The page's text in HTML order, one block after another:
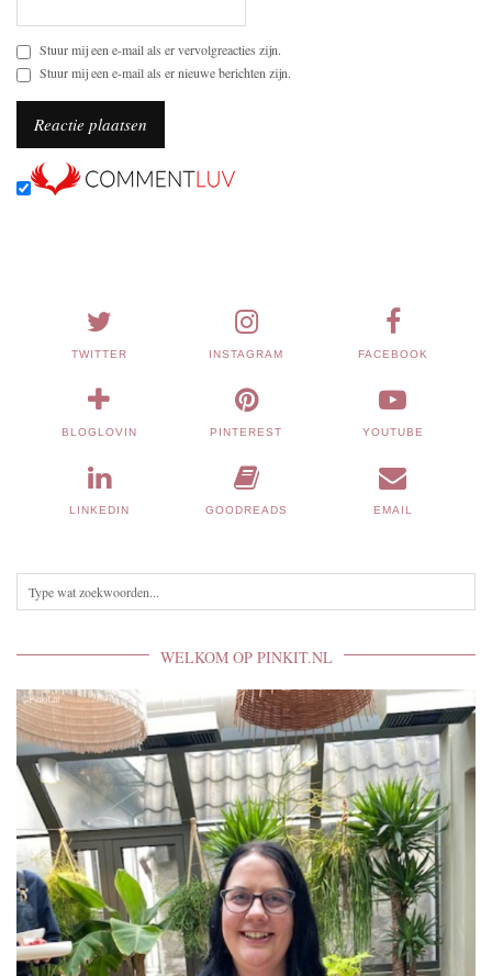
Stuur mij een e-mail als er vervolgreacties zijn.
Stuur mij een e-mail als er nieuwe berichten zijn.
TWITTER INSTAGRAM FACEBOOK
BLOGLOVIN PINTEREST YOUTUBE
LINKEDIN GOODREADS EMAIL
WELKOM OP PINKIT.NL